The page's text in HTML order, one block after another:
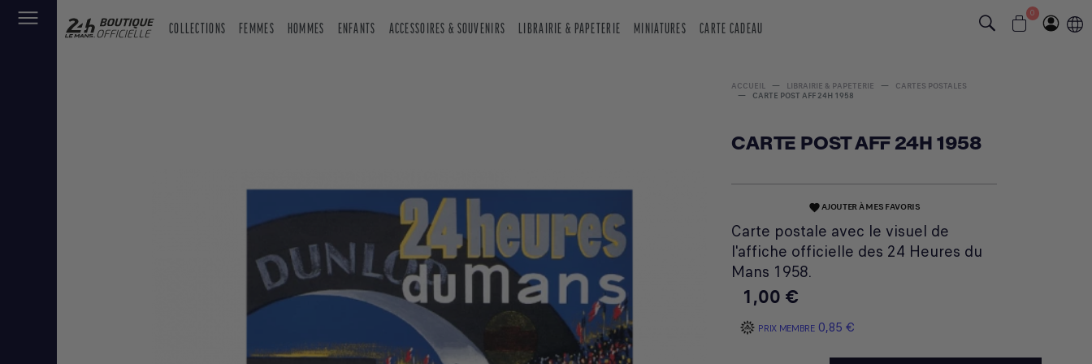
COLLECTIONS FEMMES HOMMES ENFANTS ACCESSOIRES & SOUVENIRS LIBRAIRIE & PAPETERIE MINIATURES CARTE CADEAU
0
ACCUEIL LIBRAIRIE & PAPETERIE
CARTES POSTALES
CARTE POST AFF 24H 1958
CARTE POST AFF 24H 1958
favoriteAJOUTER À MES FAVORIS
Carte postale avec le visuel de
l'affiche officielle des 24 Heures du
Mans 1958.
1,00 €
PRIX MEMBRE 0,85 €